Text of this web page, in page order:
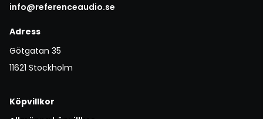
info@referenceaudio.se
Adress
Götgatan 35
11621 Stockholm
Köpvillkor